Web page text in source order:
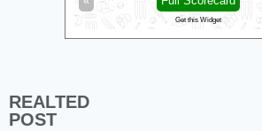
Get this Widget
REALTED
POST